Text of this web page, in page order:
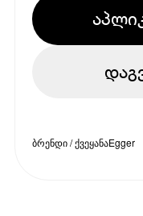
ბრენდი / ქვეყანაEgger